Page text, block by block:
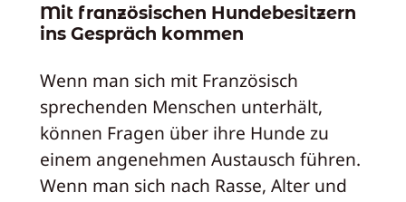
Mit französischen Hundebesitzern
ins Gespräch kommen
Wenn man sich mit Französisch
sprechenden Menschen unterhält,
können Fragen über ihre Hunde zu
einem angenehmen Austausch führen.
Wenn man sich nach Rasse, Alter und